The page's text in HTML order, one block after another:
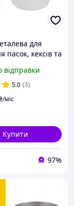
для
пасок, кексів та
відправки
5.0 (3)
/міс
Купити
97%